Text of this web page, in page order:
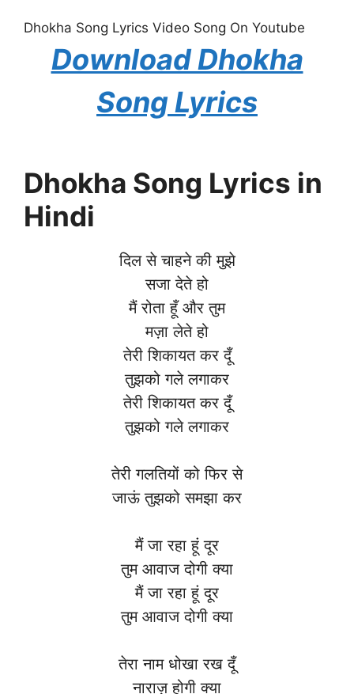
Dhokha Song Lyrics Video Song On Youtube
Download Dhokha
Song Lyrics
Dhokha Song Lyrics in
Hindi
दिल से चाहने की मुझे
सजा देते हो
मैं रोता हूँ और तुम
मज़ा लेते हो
तेरी शिकायत कर दूँ
तुझको गले लगाकर
तेरी शिकायत कर दूँ
तुझको गले लगाकर
तेरी गलतियों को फिर से
जाऊं तुझको समझा कर
मैं जा रहा हूं दूर
तुम आवाज दोगी क्या
मैं जा रहा हूं दूर
तुम आवाज दोगी क्या
तेरा नाम धोखा रख दूँ
नाराज़ होगी क्या